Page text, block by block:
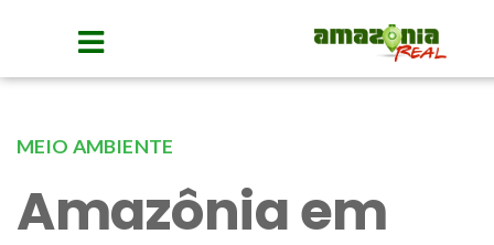
MEIO AMBIENTE
Amazônia em